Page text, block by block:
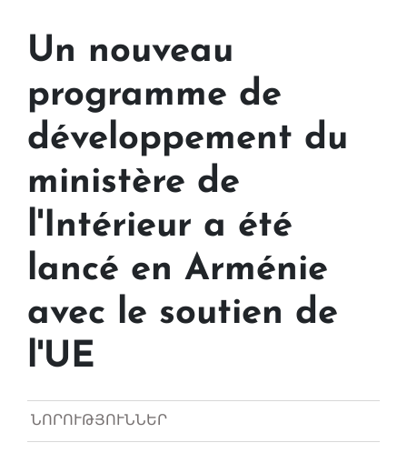
Un nouveau
programme de
développement du
ministère de
l'Intérieur a été
lancé en Arménie
avec le soutien de
l'UE
ՆՈՐՈՒԹՅՈՒՆՆԵՐ